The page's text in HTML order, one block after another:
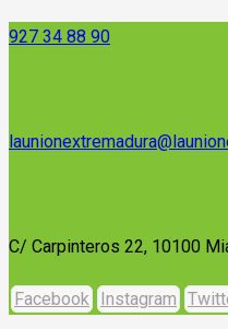
927 34 88 90
C/ Carpinteros 22, 10100
Facebook Instagram